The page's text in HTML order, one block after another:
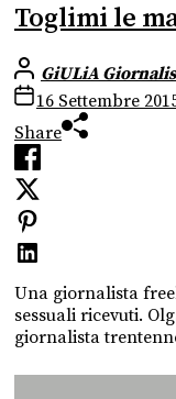
Toglimi le
GiULiA
16 Settembre
Share
Una giornalista
sessuali ricevuti.
giornalista